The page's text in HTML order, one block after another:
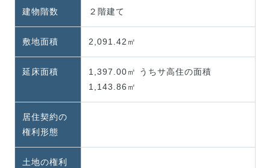
建物階数 ２階建て
敷地面積 2,091.42㎡
延床面積
1,397.00㎡ うちサ高住の面積
1,143.86㎡
居住契約の
権利形態
土地の権利